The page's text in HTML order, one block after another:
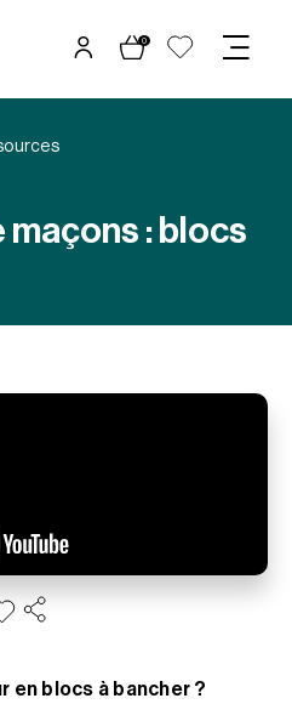
0
maçons : blocs
en blocs à bancher ?